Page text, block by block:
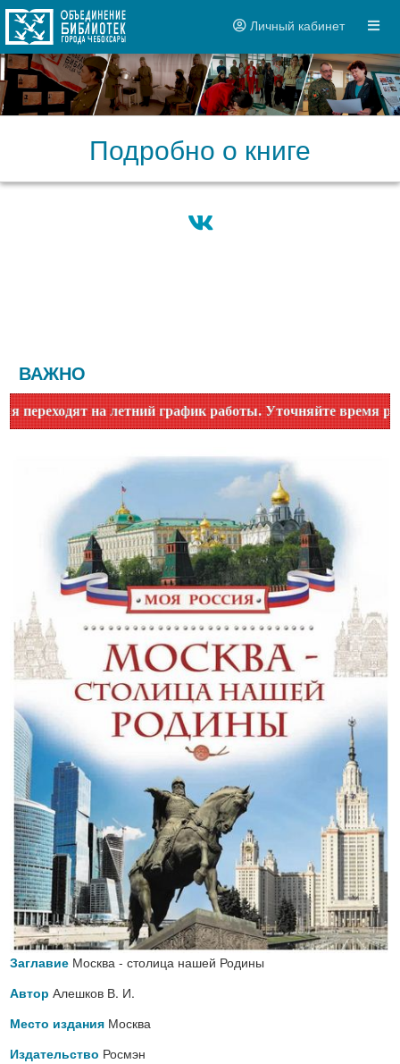
Личный кабинет
Подробно о книге
ВАЖНО
Уточняйте время работы по номеру телефона
Заглавие Москва - столица нашей Родины
Автор Алешков В. И.
Место издания Москва
Издательство Росмэн